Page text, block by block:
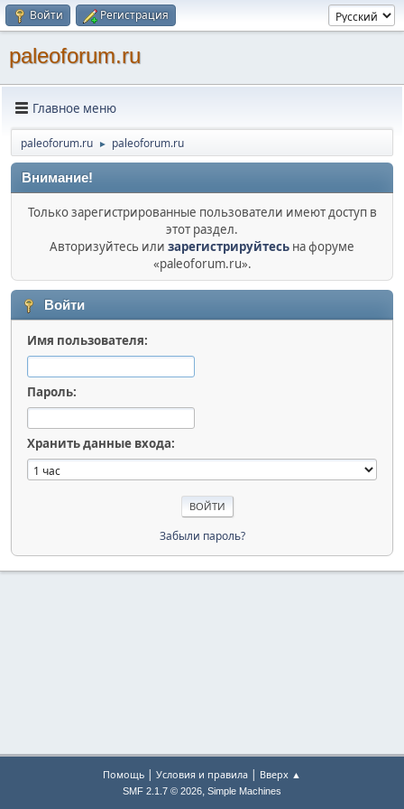
Войти Регистрация
paleoforum.ru
Главное меню
paleoforum.ru ► paleoforum.ru
Внимание!
Только зарегистрированные пользователи имеют доступ в
этот раздел.
Авторизуйтесь или зарегистрируйтесь на форуме
«paleoforum.ru».
Войти
Имя пользователя:
Пароль:
Хранить данные входа:
Забыли пароль?
Помощь | Условия и правила | Вверх ▲
SMF 2.1.7 © 2026, Simple Machines